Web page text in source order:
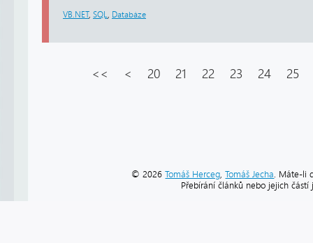
VB.NET, SQL Databáze
<< < 20 21 22 23 24 25
© 2026Tomáš Herceg ,Tomáš Jecha . Máte-li
Přebírání článků nebo jejich